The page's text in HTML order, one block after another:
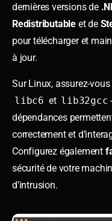
dernières versions de
Redistributable et de
pour télécharger et
à jour.
Sur Linux, assurez-
libc6 et
dépendances
correctement et
Configurez également
sécurité de votre
d’intrusion.